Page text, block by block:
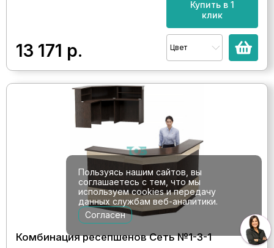
13 171 р.
Купить в 1
клик
Цвет
Комбинация ресепшенов Сеть №1-3-1
Пользуясь нашим сайтов, вы
соглашаетесь с тем, что мы
используем cookies и передачу
данных службам веб-аналитики.
Согласен